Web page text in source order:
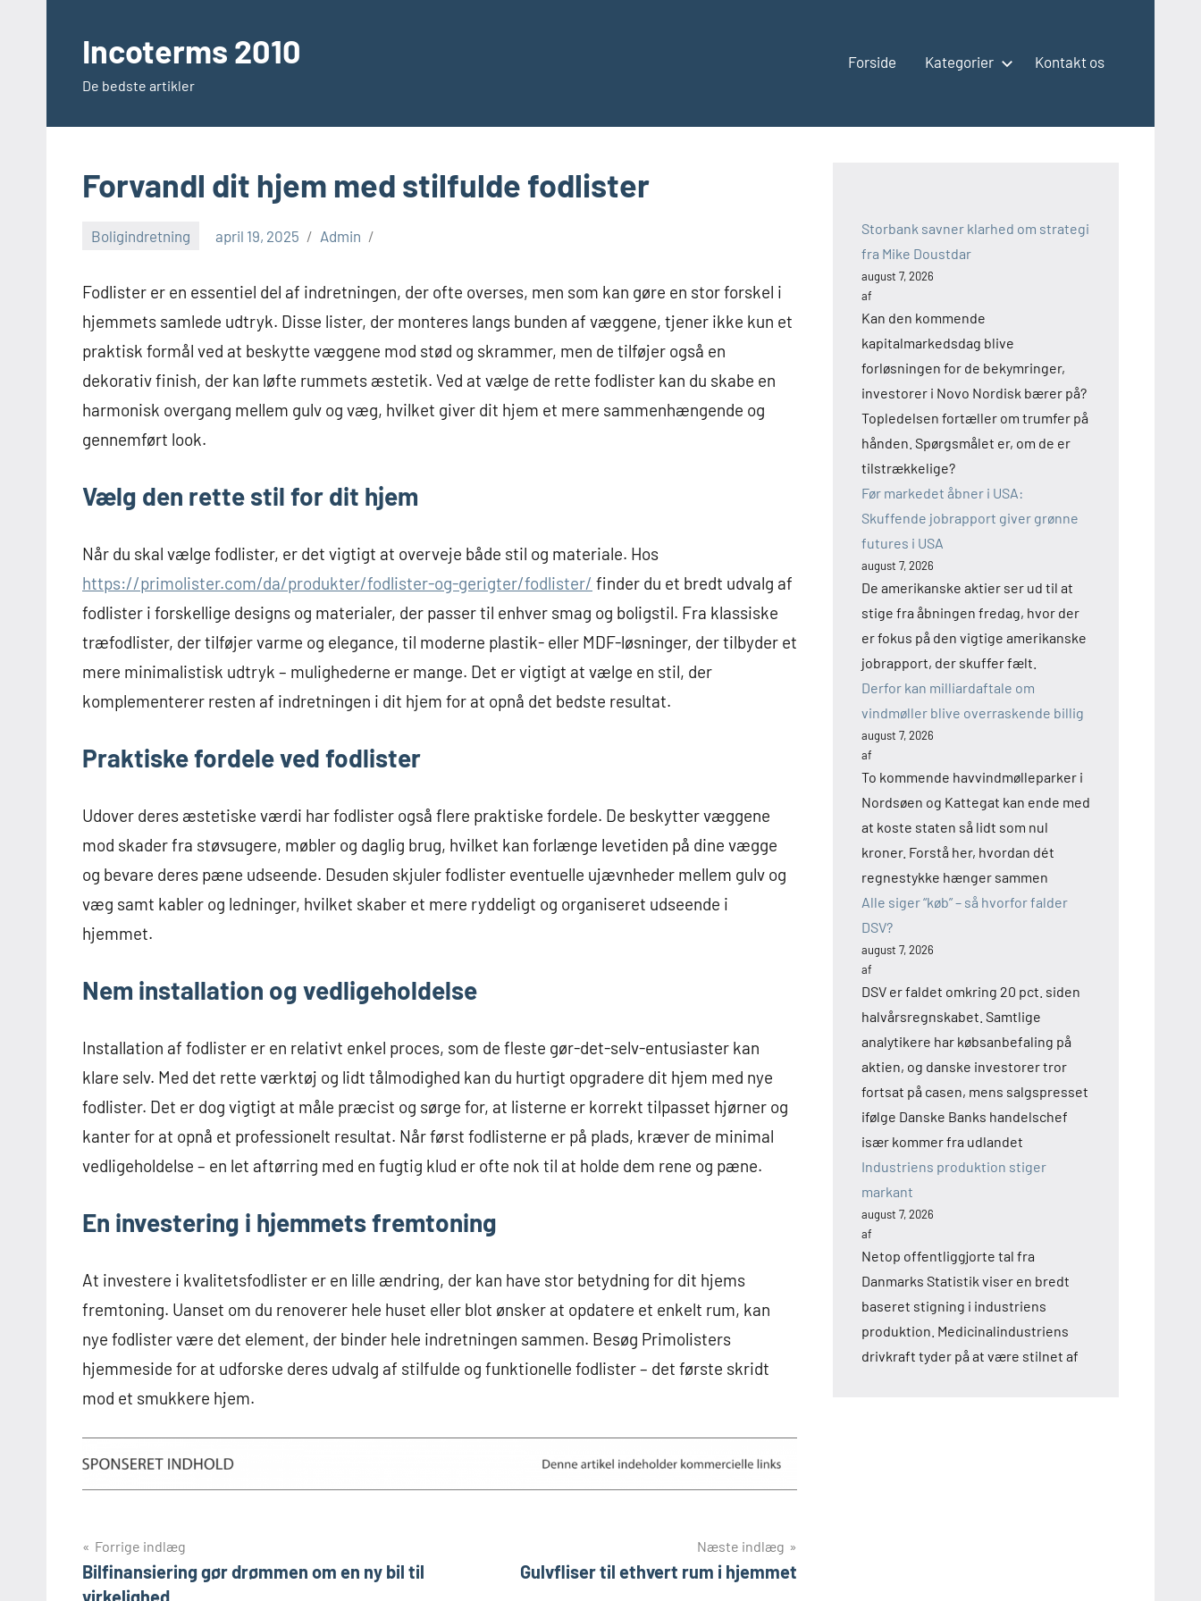
indholdIncoterms 2010
De bedste artikler
Forside Kategorier Kontakt os
Forvandl dit hjem med stilfulde fodlister
Boligindretning april 19, 2025 Admin
Fodlister er en essentiel del af indretningen, der ofte overses, men som kan gøre en stor forskel i
hjemmets samlede udtryk. Disse lister, der monteres langs bunden af væggene, tjener ikke kun et
praktisk formål ved at beskytte væggene mod stød og skrammer, men de tilføjer også en
dekorativ finish, der kan løfte rummets æstetik. Ved at vælge de rette fodlister kan du skabe en
harmonisk overgang mellem gulv og væg, hvilket giver dit hjem et mere sammenhængende og
gennemført look.
Vælg den rette stil for dit hjem
Når du skal vælge fodlister, er det vigtigt at overveje både stil og materiale. Hos
https://primolister.com/da/produkter/fodlister-og-gerigter/fodlister/ finder du et bredt udvalg af
fodlister i forskellige designs og materialer, der passer til enhver smag og boligstil. Fra klassiske
træfodlister, der tilføjer varme og elegance, til moderne plastik- eller MDF-løsninger, der tilbyder et
mere minimalistisk udtryk – mulighederne er mange. Det er vigtigt at vælge en stil, der
komplementerer resten af indretningen i dit hjem for at opnå det bedste resultat.
Praktiske fordele ved fodlister
Udover deres æstetiske værdi har fodlister også flere praktiske fordele. De beskytter væggene
mod skader fra støvsugere, møbler og daglig brug, hvilket kan forlænge levetiden på dine vægge
og bevare deres pæne udseende. Desuden skjuler fodlister eventuelle ujævnheder mellem gulv og
væg samt kabler og ledninger, hvilket skaber et mere ryddeligt og organiseret udseende i
hjemmet.
Nem installation og vedligeholdelse
Installation af fodlister er en relativt enkel proces, som de fleste gør-det-selv-entusiaster kan
klare selv. Med det rette værktøj og lidt tålmodighed kan du hurtigt opgradere dit hjem med nye
fodlister. Det er dog vigtigt at måle præcist og sørge for, at listerne er korrekt tilpasset hjørner og
kanter for at opnå et professionelt resultat. Når først fodlisterne er på plads, kræver de minimal
vedligeholdelse – en let aftørring med en fugtig klud er ofte nok til at holde dem rene og pæne.
En investering i hjemmets fremtoning
At investere i kvalitetsfodlister er en lille ændring, der kan have stor betydning for dit hjems
fremtoning. Uanset om du renoverer hele huset eller blot ønsker at opdatere et enkelt rum, kan
nye fodlister være det element, der binder hele indretningen sammen. Besøg Primolisters
hjemmeside for at udforske deres udvalg af stilfulde og funktionelle fodlister – det første skridt
mod et smukkere hjem.
Indlægsnavigation
Forrige indlæg
Bilfinansiering gør drømmen om en ny bil til
virkelighed
Næste indlæg
Gulvfliser til ethvert rum i hjemmet
Storbank savner klarhed om strategi
fra Mike Doustdar
august 7, 2026
af
Kan den kommende
kapitalmarkedsdag blive
forløsningen for de bekymringer,
investorer i Novo Nordisk bærer på?
Topledelsen fortæller om trumfer på
hånden. Spørgsmålet er, om de er
tilstrækkelige?
Før markedet åbner i USA:
Skuffende jobrapport giver grønne
futures i USA
august 7, 2026
De amerikanske aktier ser ud til at
stige fra åbningen fredag, hvor der
er fokus på den vigtige amerikanske
jobrapport, der skuffer fælt.
Derfor kan milliardaftale om
vindmøller blive overraskende billig
august 7, 2026
af
To kommende havvindmølleparker i
Nordsøen og Kattegat kan ende med
at koste staten så lidt som nul
kroner. Forstå her, hvordan dét
regnestykke hænger sammen
Alle siger “køb” – så hvorfor falder
DSV?
august 7, 2026
af
DSV er faldet omkring 20 pct. siden
halvårsregnskabet. Samtlige
analytikere har købsanbefaling på
aktien, og danske investorer tror
fortsat på casen, mens salgspresset
ifølge Danske Banks handelschef
især kommer fra udlandet
Industriens produktion stiger
markant
august 7, 2026
af
Netop offentliggjorte tal fra
Danmarks Statistik viser en bredt
baseret stigning i industriens
produktion. Medicinalindustriens
drivkraft tyder på at være stilnet af